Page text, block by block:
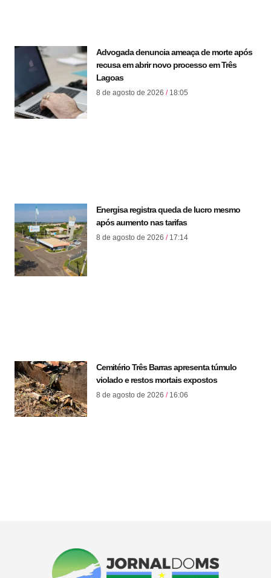
Advogada denuncia ameaça de morte após
recusa em abrir novo processo em Três
Lagoas
8 de agosto de 2026 18:05
Energisa registra queda de lucro mesmo
após aumento nas tarifas
8 de agosto de 2026 17:14
Cemitério Três Barras apresenta túmulo
violado e restos mortais expostos
8 de agosto de 2026 16:06